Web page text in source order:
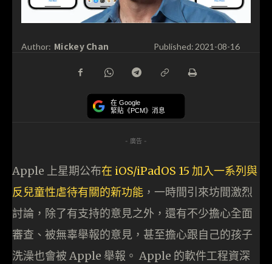
Author: Mickey Chan Published: 2021-08-16
在 Google
緊貼《PCM》消息
- 廣告 -
Apple 上星期公布在 iOS/iPadOS 15 加入一系列與
反兒童性虐待有關的新功能 ，一時間引來坊間激烈
討論，除了有支持的意見之外，還有不少擔心全面
審查、被無辜舉報的意見，甚至擔心跟自己的孩子
洗澡也會被 Apple 舉報。 Apple 的軟件工程資深